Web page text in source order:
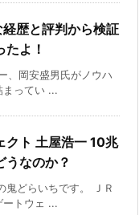
歴と評判から検証
よ！
、岡安盛男氏がノウハ
まってい ...
クト 土屋浩一 10兆
うなのか？
鬼どらいちです。 ＪＲ
ートウェ ...